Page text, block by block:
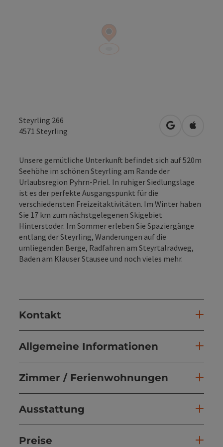
Steyrling 266
4571 Steyrling in Google
in
Unsere gemütliche Unterkunft befindet sich auf 520m
Seehöhe im schönen Steyrling am Rande der
Urlaubsregion Pyhrn-Priel. In ruhiger Siedlungslage
ist es der perfekte Ausgangspunkt für die
verschiedensten Freizeitaktivitäten. Im Winter haben
Sie 17 km zum nächstgelegenen Skigebiet
Hinterstoder. Im Sommer erleben Sie Spaziergänge
entlang der Steyrling, Wanderungen auf die
umliegenden Berge, Radfahren am Steyrtalradweg,
Baden am Klauser Stausee und noch vieles mehr.
Kontakt
Allgemeine Informationen
Zimmer / Ferienwohnungen
Ausstattung
Preise